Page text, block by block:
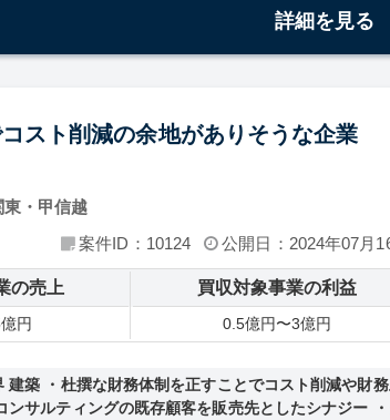
詳細を見る
スト削減の余地がありそうな企業
・甲信越
案件ID：10124
公開日：2024年07月
の売上
円
買収対象事業の利益
0.5億円〜3億円
建築 ・杜撰な財務体制を正すことでコスト削減や財
ンサルティングの既存顧客を販売先としたシナジー